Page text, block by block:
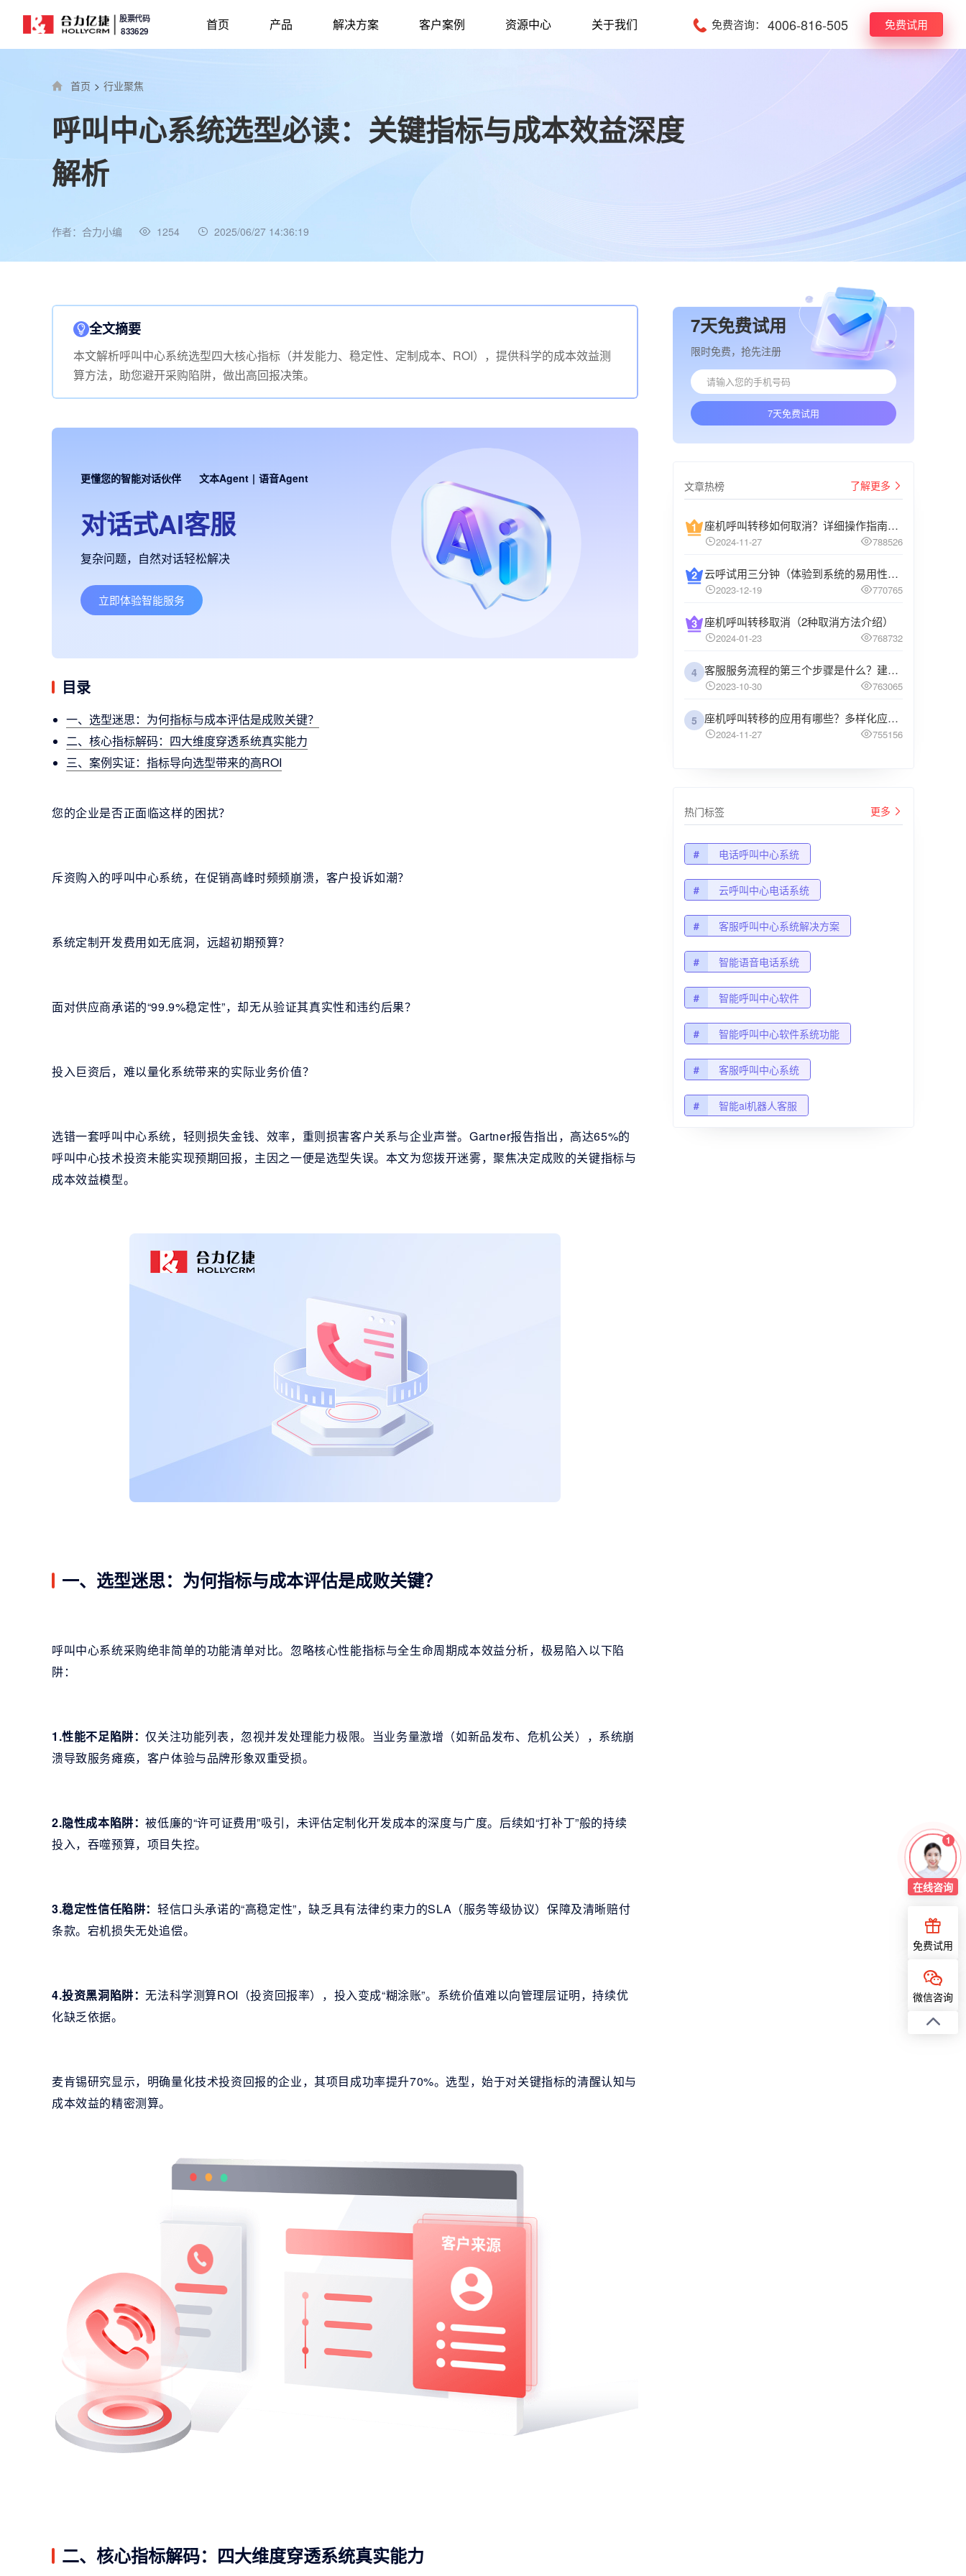
股票代码
833629 首页 产品 解决方案 客户案例 资源中心 关于我们 免费咨询： 4006-816-505 免费试用
首页 > 行业聚焦
呼叫中心系统选型必读：关键指标与成本效益深度
解析
作者：合力小编 1254 2025/06/27 14:36:19
全文摘要
本文解析呼叫中心系统选型四大核心指标（并发能力、稳定性、定制成本、ROI），提供科学的成本效益测
算方法，助您避开采购陷阱，做出高回报决策。
更懂您的智能对话伙伴 文本Agent | 语音Agent
对话式AI客服
复杂问题，自然对话轻松解决
立即体验智能服务
目录
一、选型迷思：为何指标与成本评估是成败关键？
二、核心指标解码：四大维度穿透系统真实能力
三、案例实证：指标导向选型带来的高ROI
您的企业是否正面临这样的困扰？
斥资购入的呼叫中心系统，在促销高峰时频频崩溃，客户投诉如潮？
系统定制开发费用如无底洞，远超初期预算？
面对供应商承诺的“99.9%稳定性”，却无从验证其真实性和违约后果？
投入巨资后，难以量化系统带来的实际业务价值？
选错一套呼叫中心系统，轻则损失金钱、效率，重则损害客户关系与企业声誉。Gartner报告指出，高达65%的
呼叫中心技术投资未能实现预期回报，主因之一便是选型失误。本文为您拨开迷雾，聚焦决定成败的关键指标与
成本效益模型。
一、选型迷思：为何指标与成本评估是成败关键？
呼叫中心系统采购绝非简单的功能清单对比。忽略核心性能指标与全生命周期成本效益分析，极易陷入以下陷
阱：
1.性能不足陷阱：仅关注功能列表，忽视并发处理能力极限。当业务量激增（如新品发布、危机公关），系统崩
溃导致服务瘫痪，客户体验与品牌形象双重受损。
2.隐性成本陷阱：被低廉的“许可证费用”吸引，未评估定制化开发成本的深度与广度。后续如“打补丁”般的持续
投入，吞噬预算，项目失控。
3.稳定性信任陷阱： 轻信口头承诺的“高稳定性”，缺乏具有法律约束力的SLA（服务等级协议）保障及清晰赔付
条款。宕机损失无处追偿。
4.投资黑洞陷阱：无法科学测算ROI（投资回报率），投入变成“糊涂账”。系统价值难以向管理层证明，持续优
化缺乏依据。
麦肯锡研究显示，明确量化技术投资回报的企业，其项目成功率提升70%。选型，始于对关键指标的清醒认知与
成本效益的精密测算。
二、核心指标解码：四大维度穿透系统真实能力
7天免费试用
限时免费，抢先注册
7天免费试用
文章热榜 了解更多
座机呼叫转移如何取消？详细操作指南介绍
2024-11-27 788526
云呼试用三分钟（体验到系统的易用性和高效性）
2023-12-19 770765
座机呼叫转移取消（2种取消方法介绍）
2024-01-23 768732
4 客服服务流程的第三个步骤是什么？建议企业阅读
2023-10-30 763065
5 座机呼叫转移的应用有哪些？多样化应用场景解析
2024-11-27 755156
热门标签 更多
# 电话呼叫中心系统
# 云呼叫中心电话系统
# 客服呼叫中心系统解决方案
# 智能语音电话系统
# 智能呼叫中心软件
# 智能呼叫中心软件系统功能
# 客服呼叫中心系统
# 智能ai机器人客服
1
在线咨询
免费试用
微信咨询